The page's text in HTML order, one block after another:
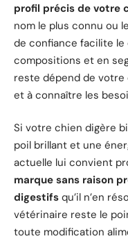
profil précis de votre
nom le plus connu ou
de confiance facilite
compositions et en
reste dépend de
et à connaître les
Si votre chien digère
poil brillant et une
actuelle lui convient
marque sans raison
digestifs qu’il n’en
vétérinaire reste le
toute modification